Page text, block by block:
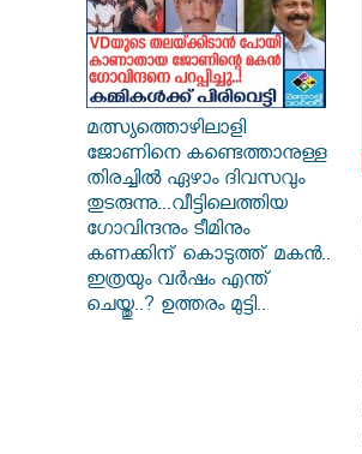
മത്സ്യത്തൊഴിലാളി
ജോണിനെ കണ്ടെത്താനുള്ള
തിരച്ചിൽ ഏഴാം ദിവസവും
തുടരുന്നു...വീട്ടിലെത്തിയ
ഗോവിന്ദനും ടീമിനും
കണക്കിന് കൊടുത്ത് മകൻ..
ഇത്രയും വർഷം എന്ത്
ചെയ്തു..? ഉത്തരം മുട്ടി..